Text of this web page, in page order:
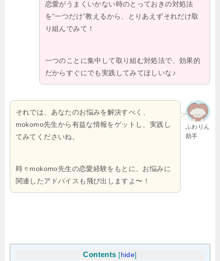
恋愛がうまくいかない時のとっておきの対処法
を”一つだけ”教えるから、とりあえずそれだけ取
り組んでみて！
一つのことに集中して取り組む対処法で、効果的
だからすぐにでも実践してみてほしいな♪
ふわりん
助手
それでは、あなたのお悩みを解決すべく、
mokomo先生から有益な情報をゲットし、実践し
てみてくださいね。
時々mokomo先生の恋愛経験をもとに、お悩みに
関連したアドバイスも飛び出しますよ〜！
Contents [ hide]